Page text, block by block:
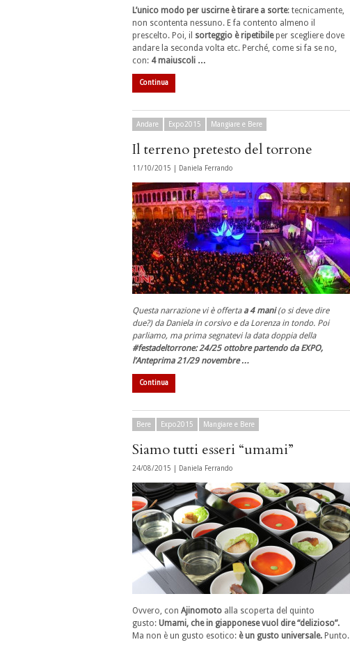
L’unico modo per uscirne è tirare a sorte: tecnicamente,
non scontenta nessuno. E fa contento almeno il
prescelto. Poi, il sorteggio è ripetibileper scegliere dove
andare la seconda volta etc. Perché, come si fa se no,
con: 4 maiuscoli …
Continua
Andare Expo2015 Mangiare e Bere
Il terreno pretesto del torrone
11/10/2015 | Daniela Ferrando
Questa narrazione vi è offerta a 4 mani(o si deve dire
due?) da Daniela in corsivo e da Lorenza in tondo. Poi
parliamo, ma prima segnatevi la data doppia della
#festadeltorrone: 24/25 ottobre partendo da EXPO,
l’Anteprima 21/29 novembre …
Continua
Bere Expo2015 Mangiare e Bere
Siamo tutti esseri “umami”
24/08/2015 | Daniela Ferrando
Ovvero, con Ajinomoto alla scoperta del quinto
gusto: Umami, che in giapponese vuol dire “delizioso”.
Ma non è un gusto esotico: è un gusto universale. Punto.